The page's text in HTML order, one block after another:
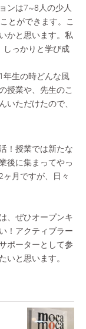
ンは7~8人の少人
とができます。こ
かと思います。私
しっかりと学び成
年生の時どんな風
授業や、先生のこ
いただけたので、
！授業では新たな
後に集まってやっ
月ですが、日々
、ぜひオープンキ
！アクティブラー
ポーターとして参
いと思います。